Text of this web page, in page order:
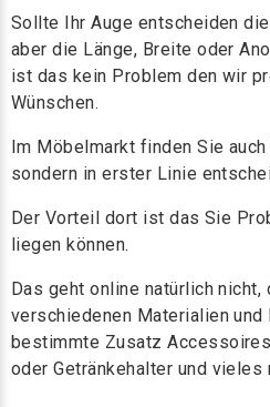
Sollte Ihr Auge entscheiden
aber die Länge, Breite oder
ist das kein Problem den wir
Wünschen.
Im Möbelmarkt finden Sie
sondern in erster Linie
Der Vorteil dort ist das Sie
liegen können.
Das geht online natürlich nicht,
verschiedenen Materialien und
bestimmte Zusatz
oder Getränkehalter und vieles